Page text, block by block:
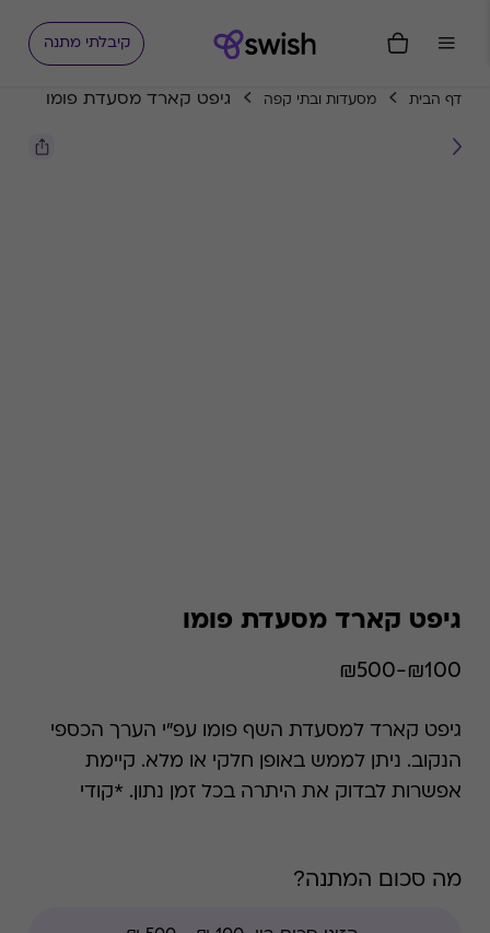
קיבלתי מתנה
דף הבית מסעדות ובתי קפה גיפט קארד מסעדת פומו
גיפט קארד מסעדת פומו
₪100-₪500
גיפט קארד למסעדת השף פומו עפ"י הערך הכספי
הנקוב. ניתן לממש באופן חלקי או מלא. קיימת
אפשרות לבדוק את היתרה בכל זמן נתון. *קודי
מה סכום המתנה?